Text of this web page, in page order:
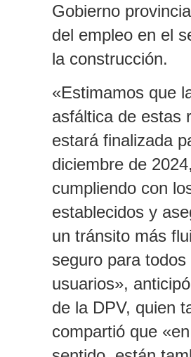
Gobierno
del empleo en el
la construcción.
«Estimamos que
asfáltica de estas
estará finalizada
diciembre de 2024,
cumpliendo con
establecidos y
un tránsito más
seguro para todos
usuarios»,
de la DPV, quien
compartió que